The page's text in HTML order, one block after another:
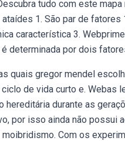
tudo com este
1. São par de fatores
característica 3.
determinada por dois
quais gregor mendel
de vida curto e. Webas
durante as
por isso ainda não possui
Com os